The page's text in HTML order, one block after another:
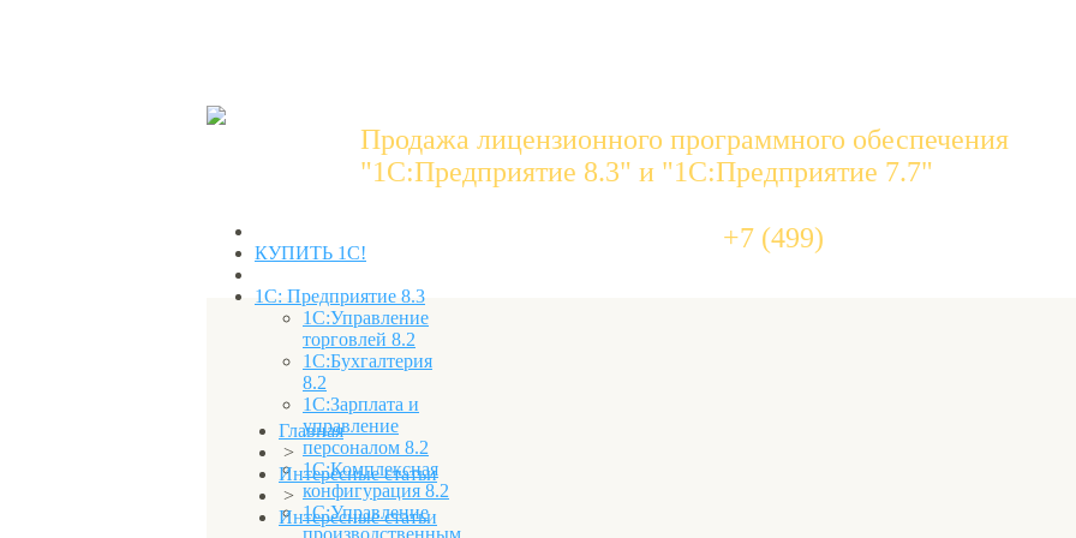
Продажа лицензионного программного обеспечения
"1C:Предприятие 8.3" и "1С:Предприятие 7.7"
+7 (499)
КУПИТЬ 1С!
1С: Предприятие 8.3
1С:Управление
торговлей 8.2
1С:Бухгалтерия
8.2
1С:Зарплата и
управление
персоналом 8.2
1С:Комплексная
конфигурация 8.2
1С:Управление
производственным
Главная
>
Интересные статьи
>
Интересные статьи